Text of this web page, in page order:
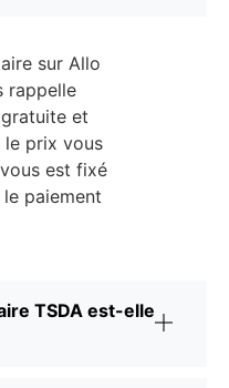
sur Allo
rappelle
et
le prix vous
est fixé
paiement
TSDA est-elle